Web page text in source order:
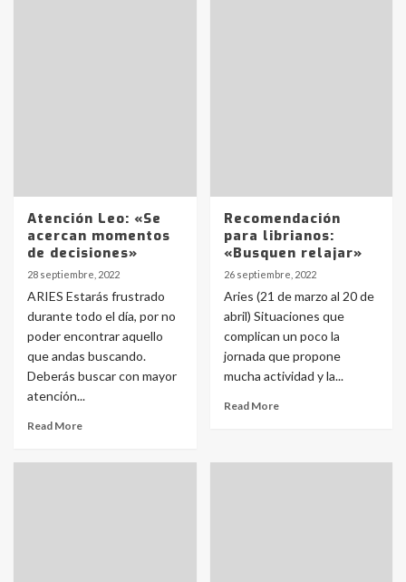
Atención Leo: «Se
acercan momentos
de decisiones»
28 septiembre, 2022
ARIES Estarás frustrado
durante todo el día, por no
poder encontrar aquello
que andas buscando.
Deberás buscar con mayor
atención...
Read More
Recomendación
para librianos:
«Busquen relajar»
26 septiembre, 2022
Aries (21 de marzo al 20 de
abril) Situaciones que
complican un poco la
jornada que propone
mucha actividad y la...
Read More